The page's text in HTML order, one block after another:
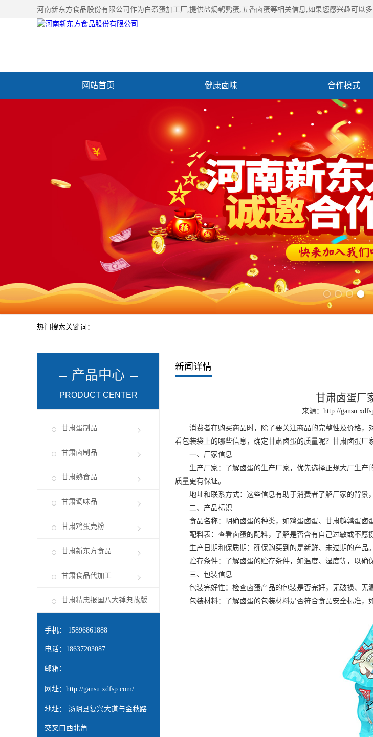
河南新东方食品股份有限公司作为 白煮蛋加工厂 ,提供盐焗鹌鹑蛋,五香卤蛋等相关信息,如果您感兴趣可以
网站首页 健康卤味 合作模式
联系我们
热门搜索关键词：
产品中心
PRODUCT CENTER
甘肃蛋制品
甘肃卤制品
甘肃熟食品
甘肃调味品
甘肃鸡蛋壳粉
甘肃新东方食品
甘肃食品代加工
甘肃精忠报国八大锤典故版
手机： 15896861888
电话：18637203087
邮箱：
网址： http://gansu.xdfsp.com/
地址： 汤阴县复兴大道与金秋路
交叉口西北角
新闻详情
甘肃卤蛋厂
来源： http://
消费者在购买商品时，除了要关注商品的完整性及价格，
看包装袋上的哪些信息，确定甘肃卤蛋的质量呢？ 甘肃卤蛋厂
一、厂家信息
生产厂家：了解卤蛋的生产厂家，优先选择正规大厂生产
质量更有保证。
地址和联系方式：这些信息有助于消费者了解厂家的背景
二、产品标识
食品名称：明确卤蛋的种类，如鸡蛋卤蛋、 甘肃鹌鹑蛋卤
配料表：查看卤蛋的配料，了解是否含有自己过敏或不愿
生产日期和保质期：确保购买到的是新鲜、未过期的产品
贮存条件：了解卤蛋的贮存条件，如温度、湿度等，以确保
三、包装信息
包装完好性：检查卤蛋产品的包装是否完好，无破损、无
包装材料：了解卤蛋的包装材料是否符合食品安全标准，如